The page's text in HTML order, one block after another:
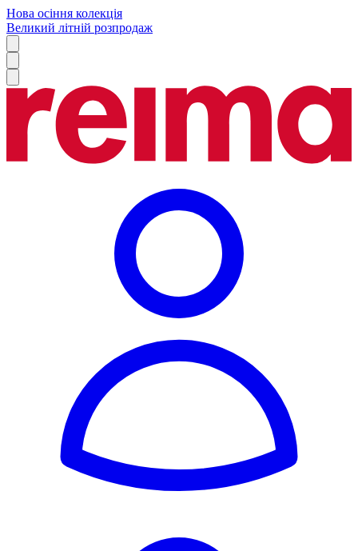
Нова осіння колекція
Великий літній розпродаж